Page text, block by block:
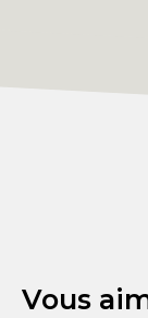
Vous